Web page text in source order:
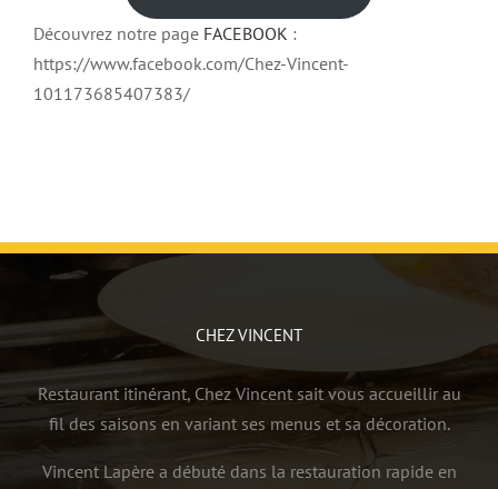
Découvrez notre page FACEBOOK :
https://www.facebook.com/Chez-Vincent-
101173685407383/
CHEZ VINCENT
Restaurant itinérant, Chez Vincent sait vous accueillir au
fil des saisons en variant ses menus et sa décoration.
Vincent Lapère a débuté dans la restauration rapide en